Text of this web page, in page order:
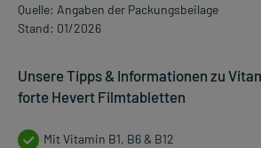
Quelle: Angaben der Packungsbeilage
Stand: 01/2026
Unsere Tipps & Informationen zu
forte Hevert Filmtabletten
Mit Vitamin B1, B6 & B12